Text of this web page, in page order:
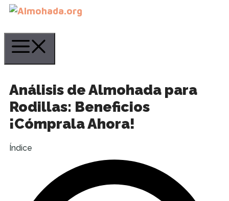
Saltar
contenido
Análisis de Almohada para
Rodillas: Beneficios
¡Cómprala Ahora!
Índice